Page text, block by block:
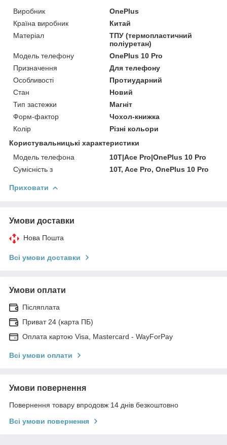
Виробник
OnePlus
Країна виробник
Китай
Матеріал
ТПУ (термопластичний
поліуретан)
Модель телефону
OnePlus 10 Pro
Призначення
Для телефону
Особливості
Протиударний
Стан
Новий
Тип застежки
Магніт
Форм-фактор
Чохол-книжка
Колір
Різні кольори
Користувальницькі характеристики
Модель телефона
10T|Ace Pro|OnePlus 10 Pro
Сумісність з
10T, Ace Pro, OnePlus 10 Pro
Приховати
Умови доставки
Нова Пошта
Всі умови доставки
Умови оплати
Післяплата
Приват 24 (карта ПБ)
Оплата картою Visa, Mastercard - WayForPay
Всі умови оплати
Умови повернення
Повернення товару впродовж 14 днів безкоштовно
Всі умови повернення